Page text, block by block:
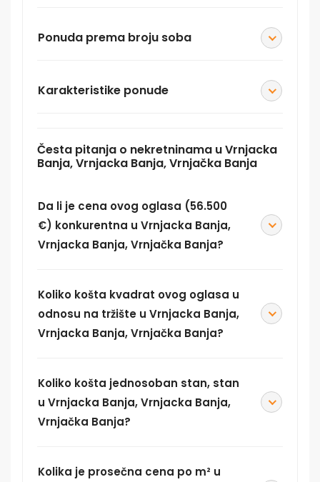
Ponuda prema broju soba
Karakteristike ponude
Česta pitanja o nekretninama u Vrnjacka
Banja, Vrnjacka Banja, Vrnjačka Banja
Da li je cena ovog oglasa (56.500
€) konkurentna u Vrnjacka Banja,
Vrnjacka Banja, Vrnjačka Banja?
Koliko košta kvadrat ovog oglasa u
odnosu na tržište u Vrnjacka Banja,
Vrnjacka Banja, Vrnjačka Banja?
Koliko košta jednosoban stan, stan
u Vrnjacka Banja, Vrnjacka Banja,
Vrnjačka Banja?
Kolika je prosečna cena po m² u